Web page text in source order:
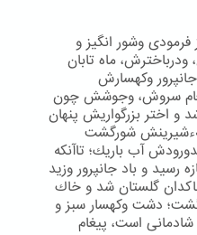
فرمودی وشور انگیز و
ماه تابان
وكهسارش
سروش، وجوشش چون
اختر بزرگواریش پنهان
شورگشت
آب باریك؛ تاآنكه
و باد جانپرور وزید
خاكدان گلستان شد و خاك
دشت وكهسار سبز و
است، پیغام